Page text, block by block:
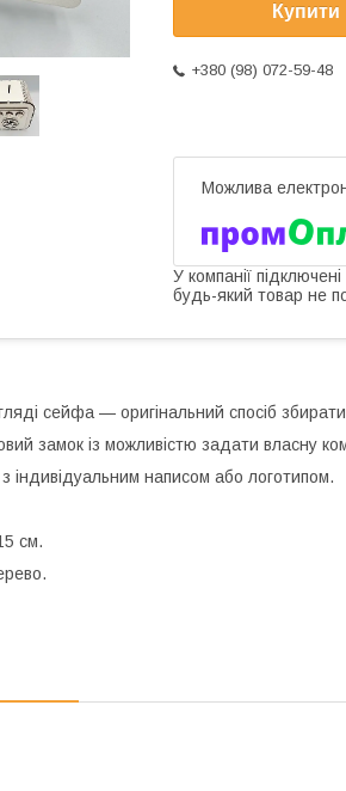
Купити
+380 (98) 072-59-48
У компанії
будь-який товар не
сейфа — оригінальний спосіб
замок із можливістю задати власну
індивідуальним написом або логотипом.
см.